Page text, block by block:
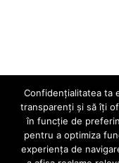
Confidenţialitatea ta
transparenţi și să îţi
în funcţie de
pentru a optimiza
experienţa de